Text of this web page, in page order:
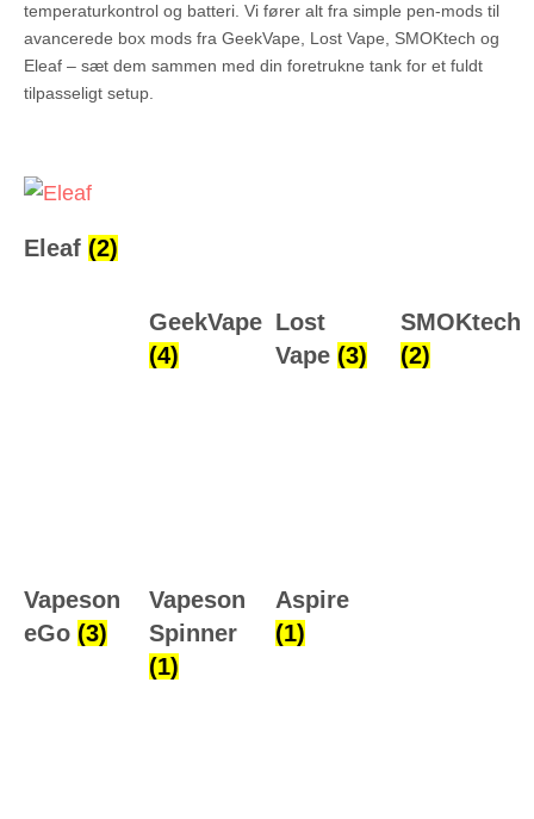
temperaturkontrol og batteri. Vi fører alt fra simple pen-mods til
avancerede box mods fra GeekVape, Lost Vape, SMOKtech og
Eleaf – sæt dem sammen med din foretrukne tank for et fuldt
tilpasseligt setup.
Eleaf (2)
GeekVape
(4)
Lost
Vape (3)
SMOKtech
(2)
Vapeson
eGo (3)
Vapeson
Spinner
(1)
Aspire
(1)